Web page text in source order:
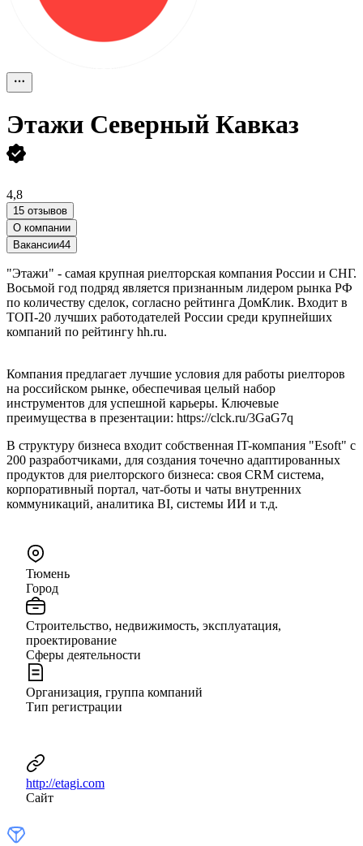
Этажи Северный Кавказ
4,8
15 отзывов
О компании
Вакансии44
"Этажи" - самая крупная риелторская компания России и СНГ.
Восьмой год подряд является признанным лидером рынка РФ
по количеству сделок, согласно рейтинга ДомКлик. Входит в
ТОП-20 лучших работодателей России среди крупнейших
компаний по рейтингу hh.ru.
Компания предлагает лучшие условия для работы риелторов
на российском рынке, обеспечивая целый набор
инструментов для успешной карьеры. Ключевые
преимущества в презентации: https://clck.ru/3GaG7q
В структуру бизнеса входит собственная IT-компания "Esoft" с
200 разработчиками, для создания точечно адаптированных
продуктов для риелторского бизнеса: своя CRM система,
корпоративный портал, чат-боты и чаты внутренних
коммуникаций, аналитика BI, системы ИИ и т.д.
Тюмень
Город
Строительство, недвижимость, эксплуатация,
проектирование
Сферы деятельности
Организация, группа компаний
Тип регистрации
http://etagi.com
Сайт